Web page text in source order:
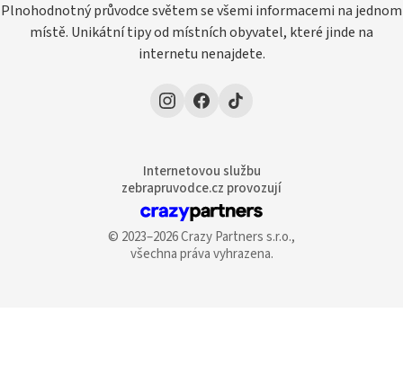
Plnohodnotný průvodce světem se všemi informacemi na jednom
místě. Unikátní tipy od místních obyvatel, které jinde na
internetu nenajdete.
Internetovou službu
zebrapruvodce.cz provozují
© 2023–2026 Crazy Partners s.r.o.,
všechna práva vyhrazena.